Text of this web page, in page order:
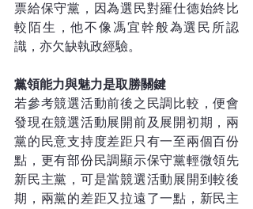
票給保守黨，因為選民對羅仕德始終比
較陌生，他不像馮宜幹般為選民所認
識，亦欠缺執政經驗。
黨領能力與魅力是取勝關鍵
若參考競選活動前後之民調比較，便會
發現在競選活動展開前及展開初期，兩
黨的民意支持度差距只有一至兩個百份
點，更有部份民調顯示保守黨輕微領先
新民主黨，可是當競選活動展開到較後
期，兩黨的差距又拉遠了一點，新民主